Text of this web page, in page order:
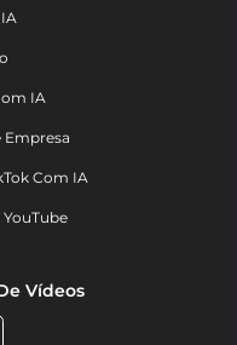
IA
Empresa
Com IA
YouTube
Vídeos